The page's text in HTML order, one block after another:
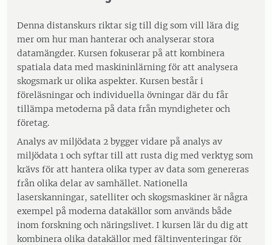
Denna distanskurs riktar sig till dig som vill lära dig
mer om hur man hanterar och analyserar stora
datamängder. Kursen fokuserar på att kombinera
spatiala data med maskininlärning för att analysera
skogsmark ur olika aspekter. Kursen består i
föreläsningar och individuella övningar där du får
tillämpa metoderna på data från myndigheter och
företag.
Analys av miljödata 2 bygger vidare på analys av
miljödata 1 och syftar till att rusta dig med verktyg som
krävs för att hantera olika typer av data som genereras
från olika delar av samhället. Nationella
laserskanningar, satelliter och skogsmaskiner är några
exempel på moderna datakällor som används både
inom forskning och näringslivet. I kursen lär du dig att
kombinera olika datakällor med fältinventeringar för